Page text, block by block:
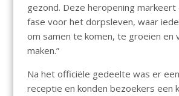
gezond. Deze heropening markeert
fase voor het dorpsleven, waar
om samen te komen, te groeien en
maken.”
Na het officiële gedeelte was er
receptie en konden bezoekers een